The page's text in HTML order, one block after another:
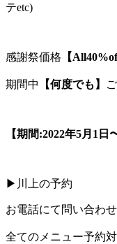
テetc)
感謝祭価格 【
期間中 【何度でも】
【期間:2022年5月 1 日
▶︎ 川上の予約
お電話にて問い合わ
全てのメニュー予約